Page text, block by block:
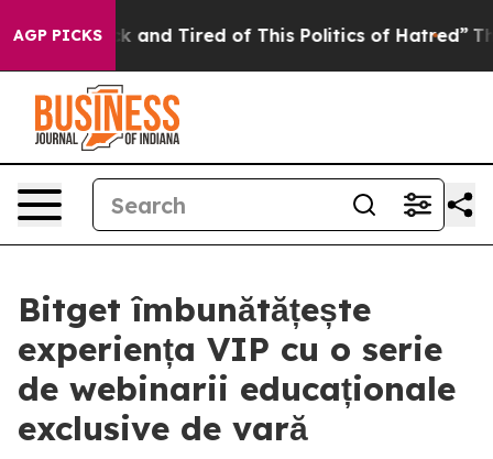
AGP PICKS
Sick and Tired of This Politics of Hatred” The
Bitget îmbunătățește
experiența VIP cu o serie
de webinarii educaționale
exclusive de vară